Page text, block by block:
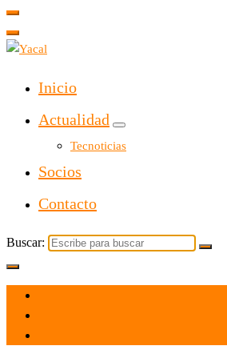
Yacal micro hosting
Inicio
Actualidad
Tecnoticias
Socios
Contacto
Buscar: